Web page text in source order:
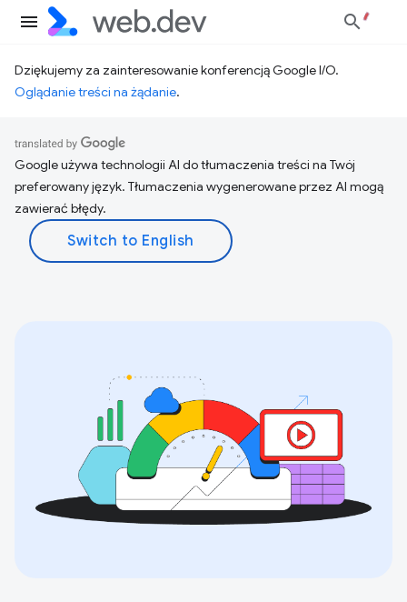
Dziękujemy za zainteresowanie konferencją Google I/O.
Oglądanie treści na żądanie.
Google używa technologii AI do tłumaczenia treści na Twój
preferowany język. Tłumaczenia wygenerowane przez AI mogą
zawierać błędy.